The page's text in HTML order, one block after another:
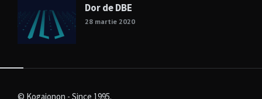
Dor de DBE
28 martie 2020
© Kogaionon - Since 1995.